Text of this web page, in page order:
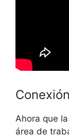
Conexión
Ahora que
área de